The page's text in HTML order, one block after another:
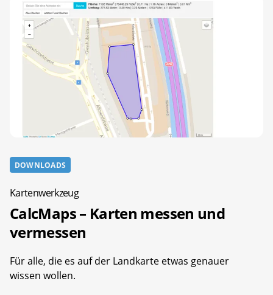
DOWNLOADS
Kartenwerkzeug
CalcMaps – Karten messen und
vermessen
Für alle, die es auf der Landkarte etwas genauer
wissen wollen.